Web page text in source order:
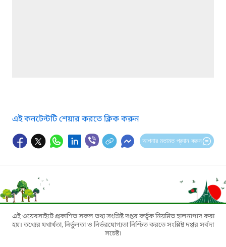
এই কনটেন্টটি শেয়ার করতে ক্লিক করুন
আপনার মতামত প্রদান করুন
এই ওয়েবসাইটে প্রকাশিত সকল তথ্য সংশ্লিষ্ট দপ্তর কর্তৃক নিয়মিত হালনাগাদ করা
হয়। তথ্যের যথার্থতা, নির্ভুলতা ও নির্ভরযোগ্যতা নিশ্চিত করতে সংশ্লিষ্ট দপ্তর সর্বদা
সচেষ্ট।